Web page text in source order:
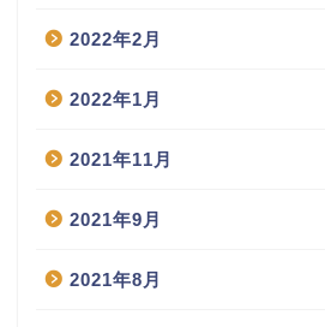
2022年2月
2022年1月
2021年11月
2021年9月
2021年8月